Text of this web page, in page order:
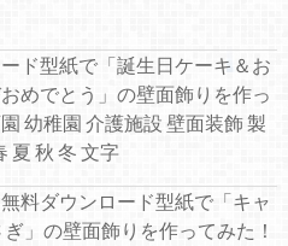
ド型紙で「誕生日ケーキ＆お
めでとう」の壁面飾りを作っ
幼稚園 介護施設 壁面装飾 製
夏 秋 冬 文字
無料ダウンロード型紙で「キャ
」の壁面飾りを作ってみた！